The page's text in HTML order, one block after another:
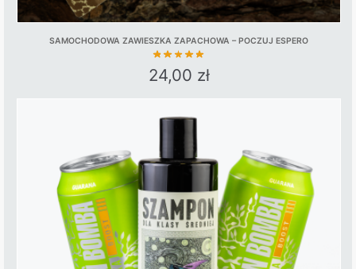
SAMOCHODOWA ZAWIESZKA ZAPACHOWA – POCZUJ ESPERO
24,00 zł